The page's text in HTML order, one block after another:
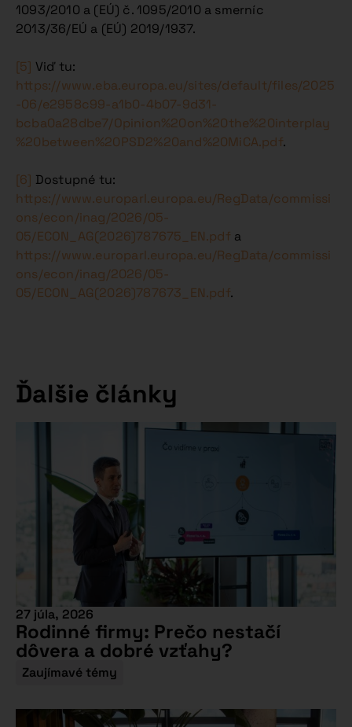
1093/2010 a (EÚ) č. 1095/2010 a smerníc
2013/36/EÚ a (EÚ) 2019/1937.
[5] Viď tu:
https://www.eba.europa.eu/sites/default/files/2025
-06/e2958c99-a1b0-4b07-9d31-
bcba0a28dbe7/Opinion%20on%20the%20interplay
%20between%20PSD2%20and%20MiCA.pdf.
[6] Dostupné tu:
https://www.europarl.europa.eu/RegData/commissi
ons/econ/inag/2026/05-
05/ECON_AG(2026)787675_EN.pdf a
https://www.europarl.europa.eu/RegData/commissi
ons/econ/inag/2026/05-
05/ECON_AG(2026)787673_EN.pdf.
Ďalšie články
27 júla, 2026
Rodinné firmy: Prečo nestačí
dôvera a dobré vzťahy?
Zaujímavé témy